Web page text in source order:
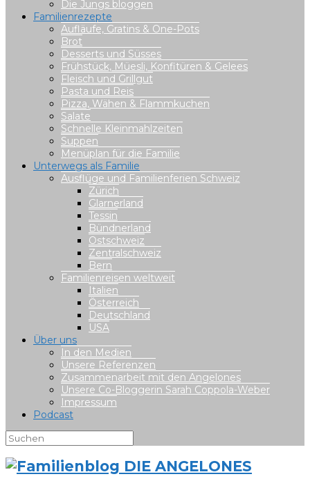
Die Jungs bloggen
Familienrezepte
Aufläufe, Gratins & One-Pots
Brot
Desserts und Süsses
Frühstück, Müesli, Konfitüren & Gelees
Fleisch und Grillgut
Pasta und Reis
Pizza, Wähen & Flammkuchen
Salate
Schnelle Kleinmahlzeiten
Suppen
Menüplan für die Familie
Unterwegs als Familie
Ausflüge und Familienferien Schweiz
Zürich
Glarnerland
Tessin
Bündnerland
Ostschweiz
Zentralschweiz
Bern
Familienreisen weltweit
Italien
Österreich
Deutschland
USA
Über uns
In den Medien
Unsere Referenzen
Zusammenarbeit mit den Angelones
Unsere Co-Bloggerin Sarah Coppola-Weber
Impressum
Podcast